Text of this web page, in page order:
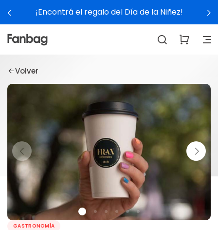
¡Encontrá el regalo del Día de la Niñez!
Volver
GASTRONOMÍA